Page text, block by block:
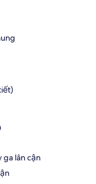
ga lân cận